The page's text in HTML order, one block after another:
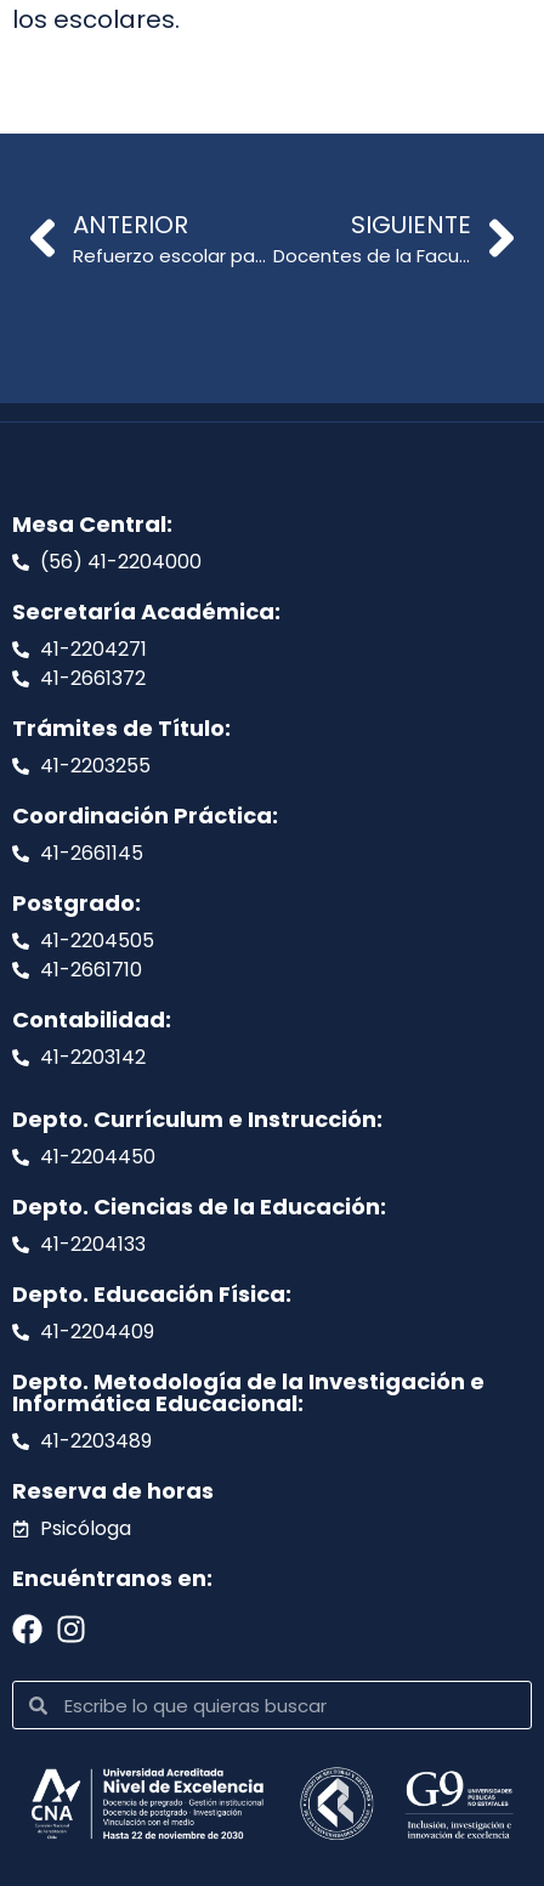
los escolares.
ANTERIOR
Refuerzo escolar para estudiantes de Coronel
SIGUIENTE
Docentes de la Facultad realizan diagnóstico de las condiciones de inclusión en la UdeC
Mesa Central:
(56) 41-2204000
Secretaría Académica:
41-2204271
41-2661372
Trámites de Título:
41-2203255
Coordinación Práctica:
41-2661145
Postgrado:
41-2204505
41-2661710
Contabilidad:
41-2203142
Depto. Currículum e Instrucción:
41-2204450
Depto. Ciencias de la Educación:
41-2204133
Depto. Educación Física:
41-2204409
Depto. Metodología de la Investigación e
Informática Educacional:
41-2203489
Reserva de horas
Psicóloga
Encuéntranos en: